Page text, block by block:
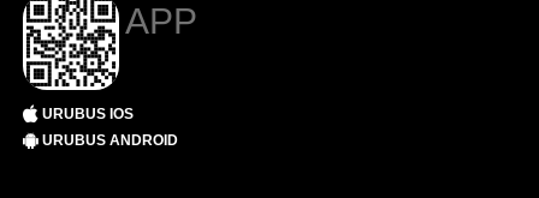
APP
URUBUS IOS
URUBUS ANDROID